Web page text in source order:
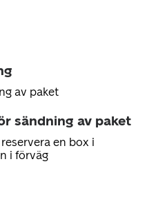
av paket
sändning av paket
en box i
i förväg